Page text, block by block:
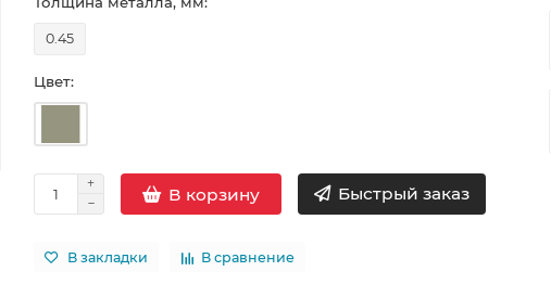
0.45
Цвет:
В корзину Быстрый заказ
В закладки В сравнение